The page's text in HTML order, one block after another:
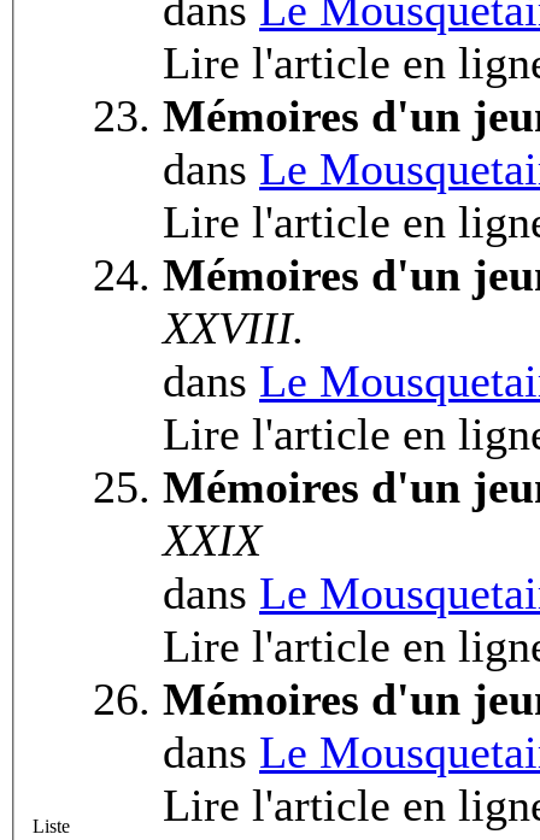
Liste
Lire l'article en
Mémoires d'un
dans Le
Lire l'article en
Mémoires d'un
XXVIII.
dans Le
Lire l'article en
Mémoires d'un
XXIX
dans Le
Lire l'article en
Mémoires d'un
dans Le
Lire l'article en